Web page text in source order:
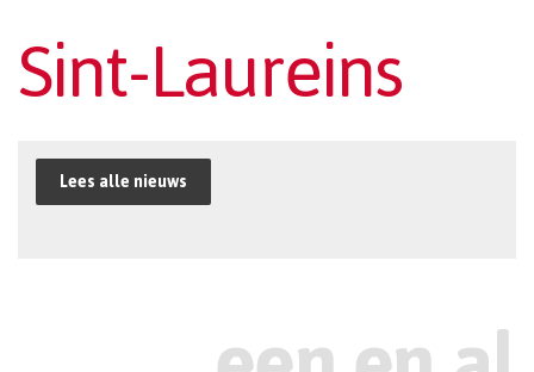
Sint-Laureins
Lees alle nieuws